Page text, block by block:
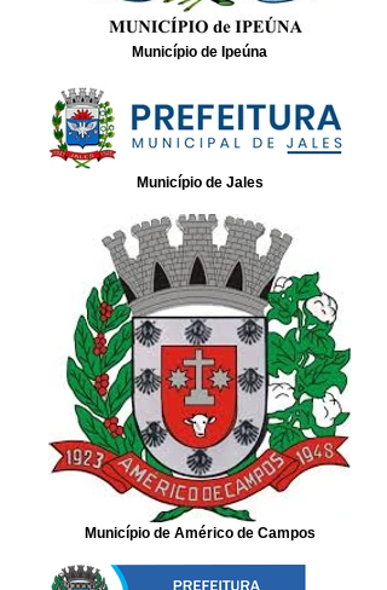
Município de Ipeúna
Município de Jales
Município de Américo de Campos